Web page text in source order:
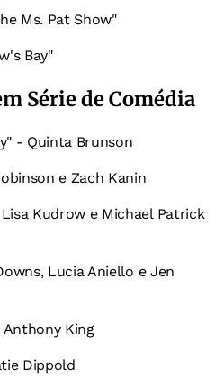
Ms. Pat Show"
Bay"
Série de Comédia
- Quinta Brunson
e Zach Kanin
Kudrow e Michael Patrick
Lucia Aniello e Jen
King
Dippold